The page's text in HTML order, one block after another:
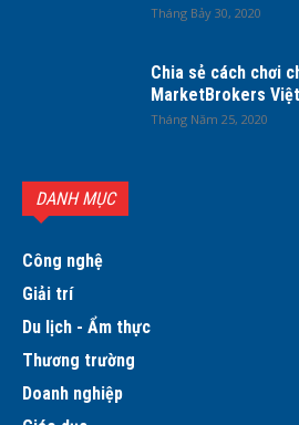
Tháng Bảy 30, 2020
Chia sẻ cách chơi
MarketBrokers
Tháng Năm 25, 2020
DANH MỤC
Công nghệ
Giải trí
Du lịch - Ẩm thực
Thương trường
Doanh nghiệp